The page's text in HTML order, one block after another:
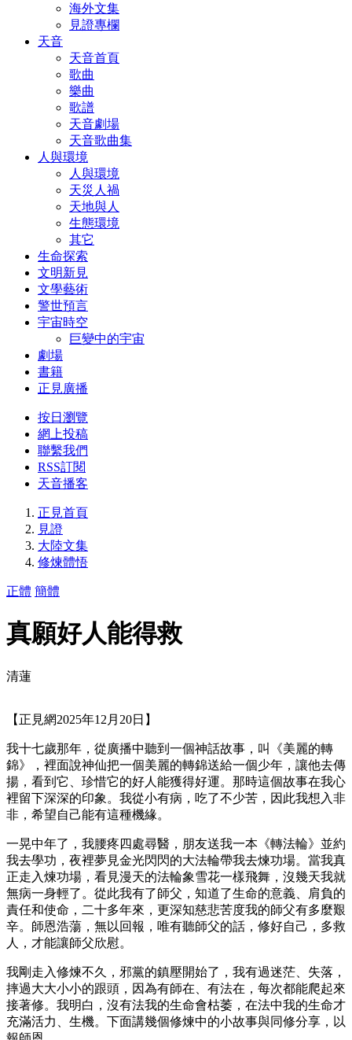
海外文集
見證專欄
天音
天音首頁
歌曲
樂曲
歌譜
天音劇場
天音歌曲集
人與環境
人與環境
天災人禍
天地與人
生態環境
其它
生命探索
文明新見
文學藝術
警世預言
宇宙時空
巨變中的宇宙
劇場
書籍
正見廣播
按日瀏覽
網上投稿
聯繫我們
RSS訂閱
天音播客
正見首頁
見證
大陸文集
修煉體悟
正體 簡體
真願好人能得救
清蓮
【正見網2025年12月20日】
我十七歲那年，從廣播中聽到一個神話故事，叫《美麗的轉
錦》，裡面說神仙把一個美麗的轉錦送給一個少年，讓他去傳
揚，看到它、珍惜它的好人能獲得好運。那時這個故事在我心
裡留下深深的印象。我從小有病，吃了不少苦，因此我想入非
非，希望自己能有這種機緣。
一晃中年了，我腰疼四處尋醫，朋友送我一本《轉法輪》並約
我去學功，夜裡夢見金光閃閃的大法輪帶我去煉功場。當我真
正走入煉功場，看見漫天的法輪象雪花一樣飛舞，沒幾天我就
無病一身輕了。從此我有了師父，知道了生命的意義、肩負的
責任和使命，二十多年來，更深知慈悲苦度我的師父有多麼艱
辛。師恩浩蕩，無以回報，唯有聽師父的話，修好自己，多救
人，才能讓師父欣慰。
我剛走入修煉不久，邪黨的鎮壓開始了，我有過迷茫、失落，
摔過大大小小的跟頭，因為有師在、有法在，每次都能爬起來
接著修。我明白，沒有法我的生命會枯萎，在法中我的生命才
充滿活力、生機。下面講幾個修煉中的小故事與同修分享，以